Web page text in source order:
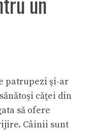
patrupezi şi-ar
căţei din
să ofere
Câinii sunt